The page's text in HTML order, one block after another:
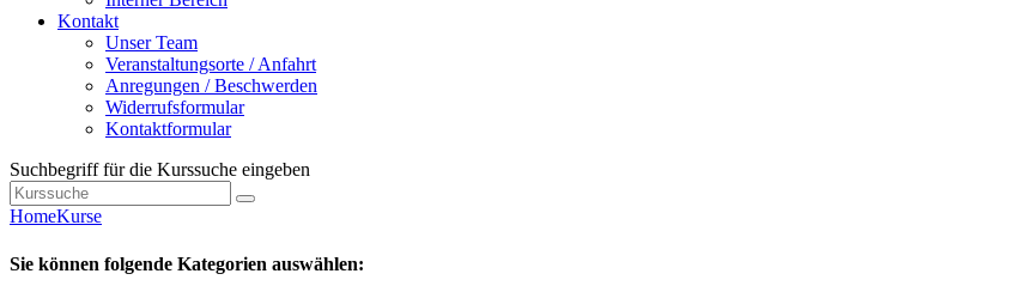
Kontakt
Unser Team
Veranstaltungsorte / Anfahrt
Anregungen / Beschwerden
Widerrufsformular
Kontaktformular
Suchbegriff für die Kurssuche eingeben
HomeKurse
Sie können folgende Kategorien auswählen: